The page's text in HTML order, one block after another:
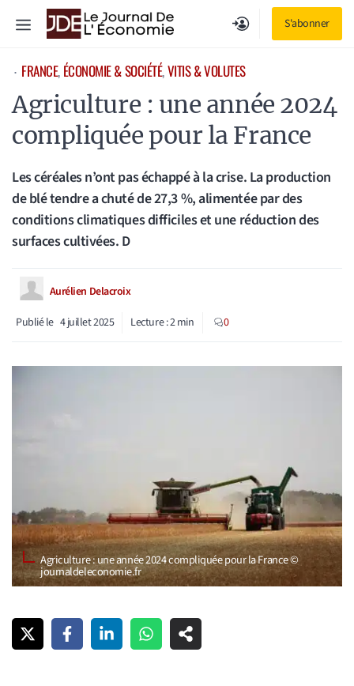
S'abonner
Menu
⋅ FRANCE, ÉCONOMIE & SOCIÉTÉ, VITIS & VOLUTES
Agriculture : une année 2024
compliquée pour la France
Les céréales n’ont pas échappé à la crise. La production
de blé tendre a chuté de 27,3 %, alimentée par des
conditions climatiques difficiles et une réduction des
surfaces cultivées. D
Aurélien Delacroix
Publié le 4 juillet 2025 Lecture :2min 0
Agriculture : une année 2024 compliquée pour la France ©
journaldeleconomie.fr